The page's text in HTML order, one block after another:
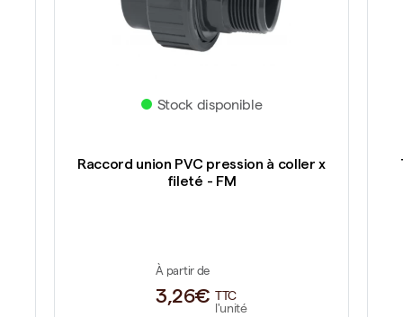
Stock disponible
Raccord union PVC pression à coller x
fileté - FM
À partir de
3,26€
TTC
l'unité